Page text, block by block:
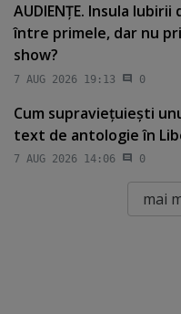
AUDIENŢE. Insula
între primele, dar nu
show?
7 AUG 2026 19:13 0
Cum supravieţuieşti
text de antologie în
7 AUG 2026 14:06 0
mai